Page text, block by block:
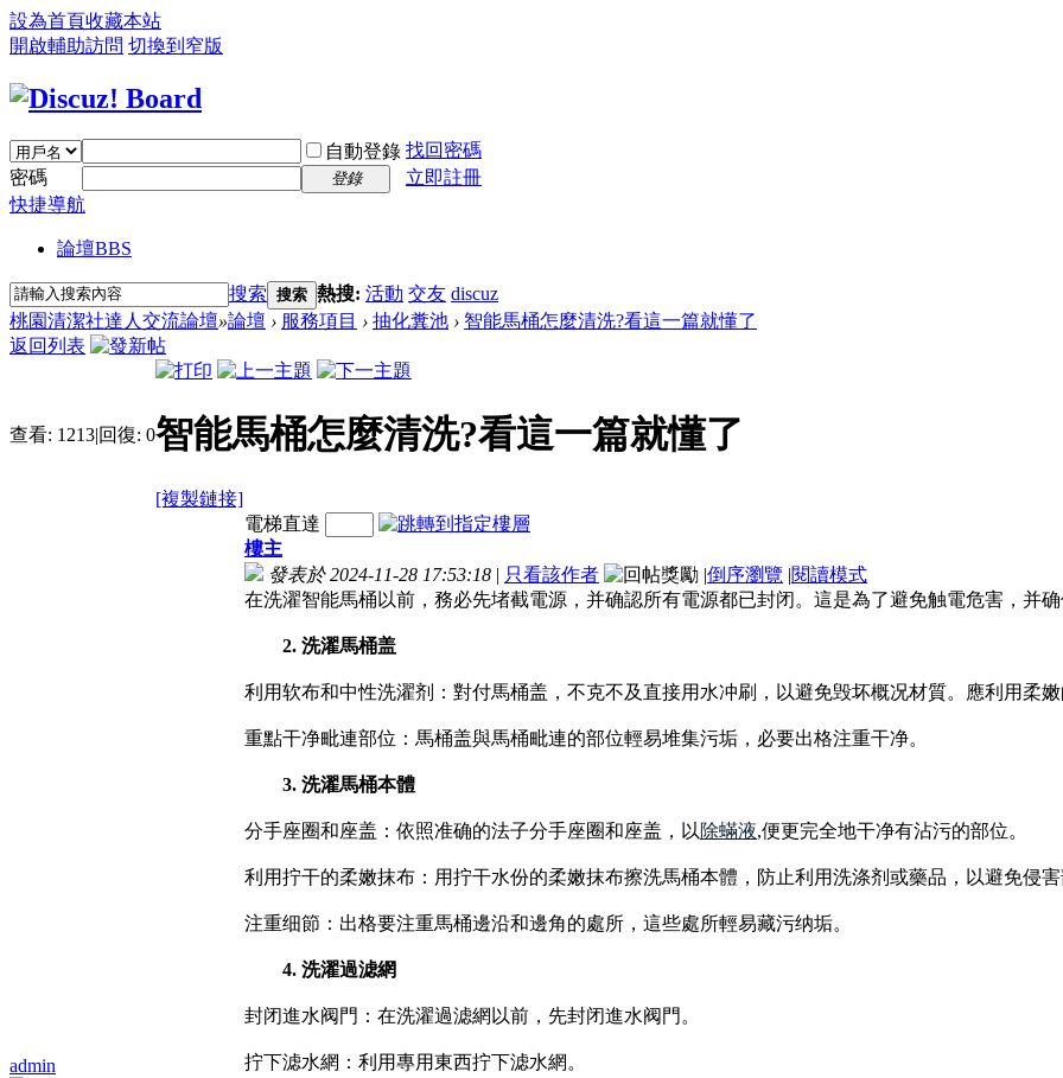
設為首頁收藏本站
開啟輔助訪問 切換到窄版
自動登錄 找回密碼
密碼
登錄
立即註冊
快捷導航
論壇BBS
搜索 搜索 熱搜: 活動 交友 discuz
桃園清潔社達人交流論壇»論壇 › 服務項目 › 抽化糞池 › 智能馬桶怎麼清洗?看這一篇就懂了
返回列表
查看: 1213|回復: 0智能馬桶怎麼清洗?看這一篇就懂了
[複製鏈接]
admin
電梯直達
樓主
發表於 2024-11-28 17:53:18 | 只看該作者 |倒序瀏覽 |閱讀模式
在洗濯智能馬桶以前，務必先堵截電源，并确認所有電源都已封闭。這是為了避免触電危害，并
2. 洗濯馬桶盖
利用软布和中性洗濯剂：對付馬桶盖，不克不及直接用水冲刷，以避免毁坏概况材質。應利用柔嫩
重點干净毗連部位：馬桶盖與馬桶毗連的部位輕易堆集污垢，必要出格注重干净。
3. 洗濯馬桶本體
分手座圈和座盖：依照准确的法子分手座圈和座盖，以 除蟎液,便更完全地干净有沾污的部位。
利用拧干的柔嫩抹布：用拧干水份的柔嫩抹布擦洗馬桶本體，防止利用洗涤剂或藥品，以避免侵害
注重细節：出格要注重馬桶邊沿和邊角的處所，這些處所輕易藏污纳垢。
4. 洗濯過滤網
封闭進水阀門：在洗濯過滤網以前，先封闭進水阀門。
拧下滤水網：利用專用東西拧下滤水網。